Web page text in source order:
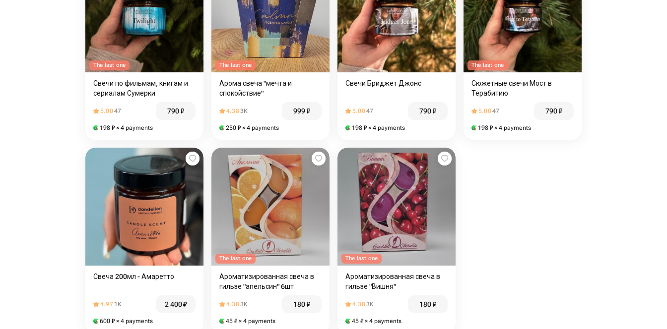
The last one
Свечи по фильмам, книгам и
сериалам Сумерки
5.0047 790₽
198 ₽ × 4 payments
The last one
Арома свеча "мечта и
спокойствие"
4.383K 999₽
250 ₽ × 4 payments
Свечи Бриджет Джонс
5.0047 790₽
198 ₽ × 4 payments
The last one
Сюжетные свечи Мост в
Терабитию
5.0047 790₽
198 ₽ × 4 payments
Свеча 200мл - Амаретто
4.97 1K 2 400₽
600 ₽ × 4 payments
The last one
Ароматизированная свеча в
гильзе "апельсин" 6шт
4.383K 180₽
45 ₽ × 4 payments
The last one
Ароматизированная свеча в
гильзе "Вишня"
4.383K 180₽
45 ₽ × 4 payments